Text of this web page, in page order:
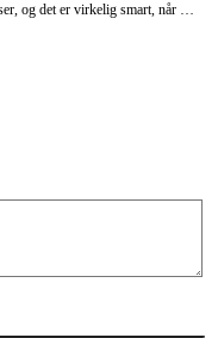
Dagens dumrian: Vi glemmer begge to vores soveposer, og det er virkelig smart, når man skal sove i en jungle, der er pisse kold om natten!!